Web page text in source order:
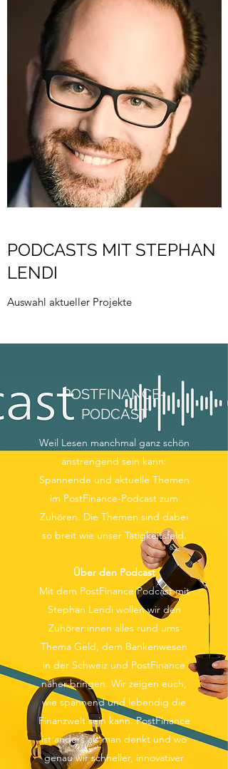
PODCASTS MIT STEPHAN
LENDI
Auswahl aktueller Projekte
POSTFINANCE-
PODCAST
Weil Lesen manchmal ganz schön
anstrengend sein kann:
Spannende und aktuelle Themen
im PostFinance-Podcast zum
Zuhören. Die Themen sind dabei
so breit wie unser Tätigkeitsfeld.
Über den Podcast
Mit dem PostFinance Podcast mit
Stephan Lendi wollen wir den
Zuhörer:innen alles rund ums
Thema Geld, dem Bankenwesen
in der Schweiz und PostFinance
näher bringen. Wir zeigen euch,
wie spannend und lebendig die
Finanzwelt sein kann. PostFinance
ist anders als man denkt und wo
genau wir schneller, innovativer